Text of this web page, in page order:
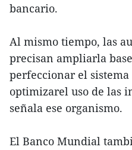
bancario.
Al mismo tiempo, las
precisan ampliarla
perfeccionar el
optimizarel uso de las
señala ese organismo.
El Banco Mundial